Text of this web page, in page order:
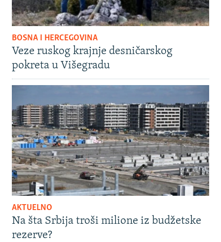
BOSNA I HERCEGOVINA
Veze ruskog krajnje desničarskog
pokreta u Višegradu
AKTUELNO
Na šta Srbija troši milione iz budžetske
rezerve?